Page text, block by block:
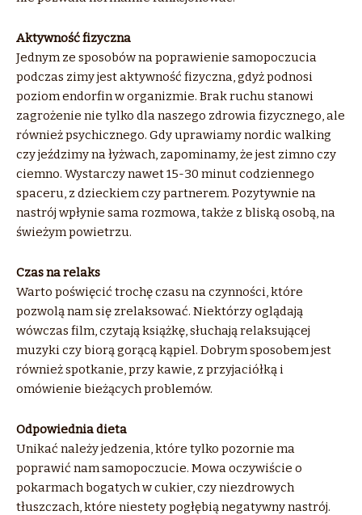
Aktywność fizyczna
Jednym ze sposobów na poprawienie samopoczucia
podczas zimy jest aktywność fizyczna, gdyż podnosi
poziom endorfin w organizmie. Brak ruchu stanowi
zagrożenie nie tylko dla naszego zdrowia fizycznego, ale
również psychicznego. Gdy uprawiamy nordic walking
czy jeździmy na łyżwach, zapominamy, że jest zimno czy
ciemno. Wystarczy nawet 15-30 minut codziennego
spaceru, z dzieckiem czy partnerem. Pozytywnie na
nastrój wpłynie sama rozmowa, także z bliską osobą, na
świeżym powietrzu.
Czas na relaks
Warto poświęcić trochę czasu na czynności, które
pozwolą nam się zrelaksować. Niektórzy oglądają
wówczas film, czytają książkę, słuchają relaksującej
muzyki czy biorą gorącą kąpiel. Dobrym sposobem jest
również spotkanie, przy kawie, z przyjaciółką i
omówienie bieżących problemów.
Odpowiednia dieta
Unikać należy jedzenia, które tylko pozornie ma
poprawić nam samopoczucie. Mowa oczywiście o
pokarmach bogatych w cukier, czy niezdrowych
tłuszczach, które niestety pogłębią negatywny nastrój.